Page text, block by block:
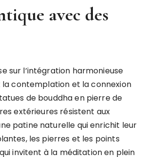
avec des
sur l’intégration harmonieuse
la contemplation et la connexion
de bouddha en pierre de
extérieures résistent aux
patine naturelle qui enrichit leur
les pierres et les points
invitent à la méditation en plein